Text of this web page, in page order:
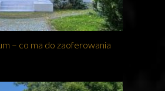
– co ma do zaoferowania